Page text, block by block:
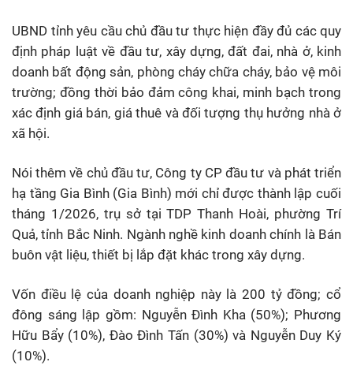
UBND tỉnh yêu cầu chủ đầu tư thực hiện đầy đủ các quy
định pháp luật về đầu tư, xây dựng, đất đai, nhà ở, kinh
doanh bất động sản, phòng cháy chữa cháy, bảo vệ môi
trường; đồng thời bảo đảm công khai, minh bạch trong
xác định giá bán, giá thuê và đối tượng thụ hưởng nhà ở
xã hội.
Nói thêm về chủ đầu tư, Công ty CP đầu tư và phát triển
hạ tầng Gia Bình (Gia Bình) mới chỉ được thành lập cuối
tháng 1/2026, trụ sở tại TDP Thanh Hoài, phường Trí
Quả, tỉnh Bắc Ninh. Ngành nghề kinh doanh chính là Bán
buôn vật liệu, thiết bị lắp đặt khác trong xây dựng.
Vốn điều lệ của doanh nghiệp này là 200 tỷ đồng; cổ
đông sáng lập gồm: Nguyễn Đình Kha (50%); Phương
Hữu Bẩy (10%), Đào Đình Tấn (30%) và Nguyễn Duy Ký
(10%).